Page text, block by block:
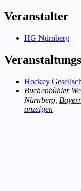
Veranstalter
HG Nürnberg
Hockey
Buchenbühler
Nürnberg
anzeigen